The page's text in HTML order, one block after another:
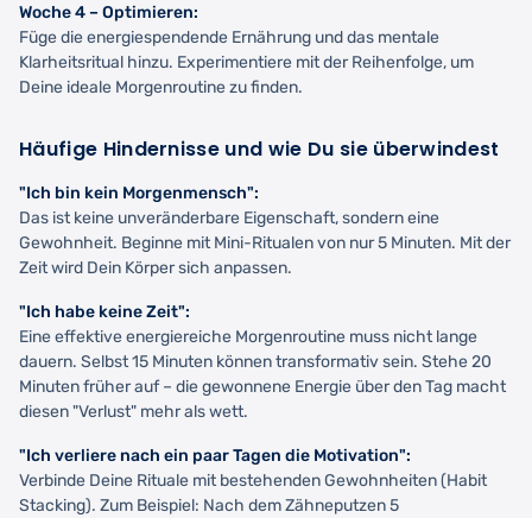
Woche 4 – Optimieren:
Füge die energiespendende Ernährung und das mentale
Klarheitsritual hinzu. Experimentiere mit der Reihenfolge, um
Deine ideale Morgenroutine zu finden.
Häufige Hindernisse und wie Du sie überwindest
"Ich bin kein Morgenmensch":
Das ist keine unveränderbare Eigenschaft, sondern eine
Gewohnheit. Beginne mit Mini-Ritualen von nur 5 Minuten. Mit der
Zeit wird Dein Körper sich anpassen.
"Ich habe keine Zeit":
Eine effektive energiereiche Morgenroutine muss nicht lange
dauern. Selbst 15 Minuten können transformativ sein. Stehe 20
Minuten früher auf – die gewonnene Energie über den Tag macht
diesen "Verlust" mehr als wett.
"Ich verliere nach ein paar Tagen die Motivation":
Verbinde Deine Rituale mit bestehenden Gewohnheiten (Habit
Stacking). Zum Beispiel: Nach dem Zähneputzen 5